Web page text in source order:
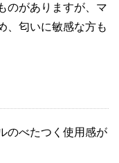
のがありますが、マ
、匂いに敏感な方も
のべたつく使用感が